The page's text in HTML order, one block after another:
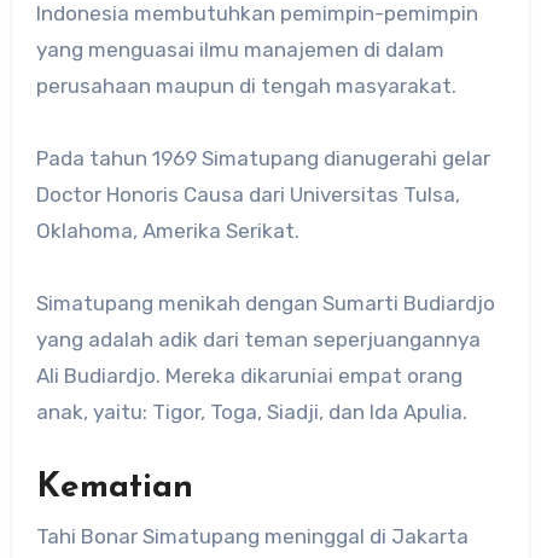
Indonesia membutuhkan pemimpin-pemimpin
yang menguasai ilmu manajemen di dalam
perusahaan maupun di tengah masyarakat.
Pada tahun 1969 Simatupang dianugerahi gelar
Doctor Honoris Causa dari Universitas Tulsa,
Oklahoma, Amerika Serikat.
Simatupang menikah dengan Sumarti Budiardjo
yang adalah adik dari teman seperjuangannya
Ali Budiardjo. Mereka dikaruniai empat orang
anak, yaitu: Tigor, Toga, Siadji, dan Ida Apulia.
Kematian
Tahi Bonar Simatupang meninggal di Jakarta